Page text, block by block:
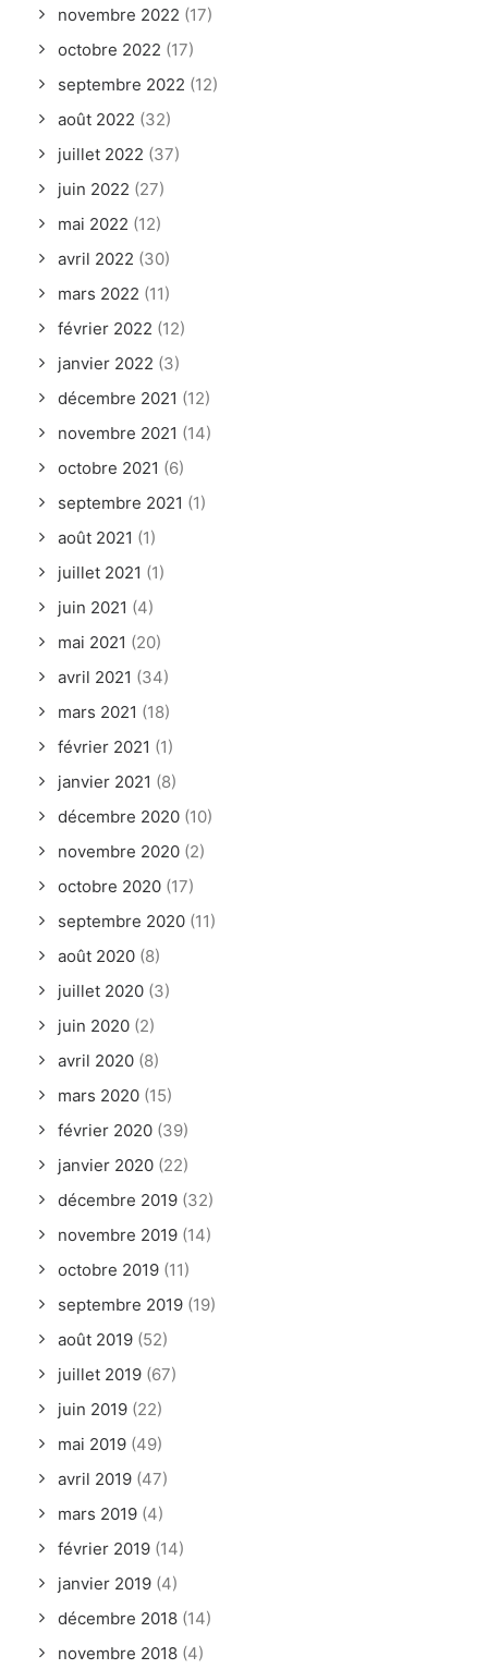
novembre 2022 (17)
octobre 2022 (17)
septembre 2022 (12)
août 2022 (32)
juillet 2022 (37)
juin 2022 (27)
mai 2022 (12)
avril 2022 (30)
mars 2022 (11)
février 2022 (12)
janvier 2022 (3)
décembre 2021 (12)
novembre 2021 (14)
octobre 2021 (6)
septembre 2021 (1)
août 2021 (1)
juillet 2021 (1)
juin 2021 (4)
mai 2021 (20)
avril 2021 (34)
mars 2021 (18)
février 2021 (1)
janvier 2021 (8)
décembre 2020 (10)
novembre 2020 (2)
octobre 2020 (17)
septembre 2020 (11)
août 2020 (8)
juillet 2020 (3)
juin 2020 (2)
avril 2020 (8)
mars 2020 (15)
février 2020 (39)
janvier 2020 (22)
décembre 2019 (32)
novembre 2019 (14)
octobre 2019 (11)
septembre 2019 (19)
août 2019 (52)
juillet 2019 (67)
juin 2019 (22)
mai 2019 (49)
avril 2019 (47)
mars 2019 (4)
février 2019 (14)
janvier 2019 (4)
décembre 2018 (14)
novembre 2018 (4)